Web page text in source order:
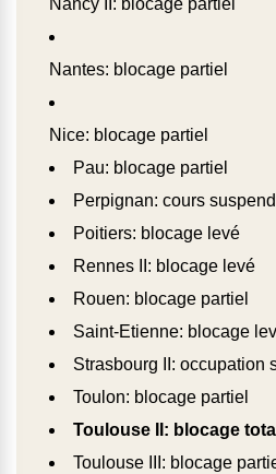
Nancy II: blocage partiel
Nantes: blocage partiel
Nice: blocage partiel
Pau: blocage partiel
Perpignan: cours
Poitiers: blocage levé
Rennes II: blocage levé
Rouen: blocage partiel
Saint-Etienne: blocage
Strasbourg II: occupation
Toulon: blocage partiel
Toulouse II: blocage total
Toulouse III: blocage